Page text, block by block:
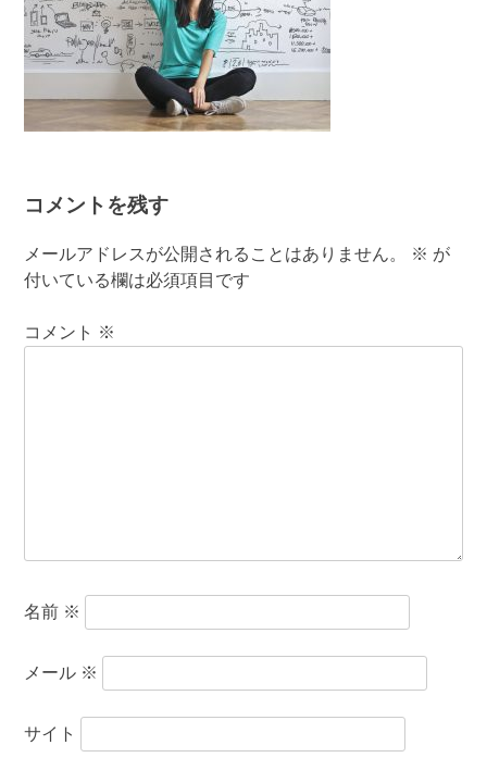
コメントを残す
メールアドレスが公開されることはありません。 ※ が
付いている欄は必須項目です
コメント ※
名前 ※
メール ※
サイト